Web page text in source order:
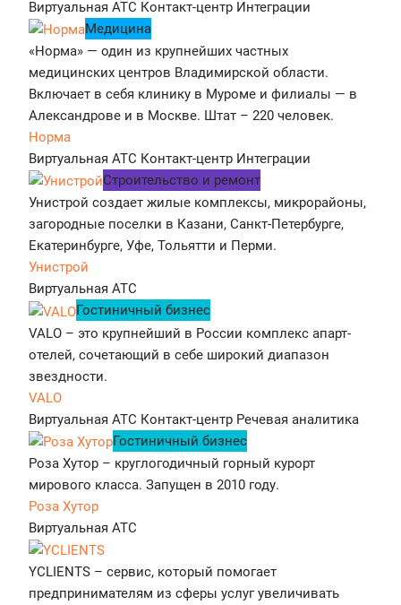
Виртуальная АТС Контакт-центр Интеграции
Медицина
«Норма» — один из крупнейших частных
медицинских центров Владимирской области.
Включает в себя клинику в Муроме и филиалы — в
Александрове и в Москве. Штат – 220 человек.
Норма
Виртуальная АТС Контакт-центр Интеграции
Строительство и ремонт
Унистрой создает жилые комплексы, микрорайоны,
загородные поселки в Казани, Санкт-Петербурге,
Екатеринбурге, Уфе, Тольятти и Перми.
Унистрой
Виртуальная АТС
Гостиничный бизнес
VALO – это крупнейший в России комплекс апарт-
отелей, сочетающий в себе широкий диапазон
звездности.
VALO
Виртуальная АТС Контакт-центр Речевая аналитика
Гостиничный бизнес
Роза Хутор – круглогодичный горный курорт
мирового класса. Запущен в 2010 году.
Роза Хутор
Виртуальная АТС
YCLIENTS – сервис, который помогает
предпринимателям из сферы услуг увеличивать